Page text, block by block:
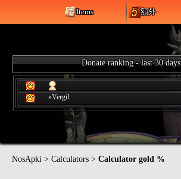
Items 額外
Donate ranking - last 30 days
»Vergil
NosApki > Calculators > Calculator gold %